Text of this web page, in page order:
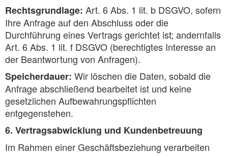
Rechtsgrundlage: Art. 6 Abs. 1 lit. b DSGVO, sofern
Ihre Anfrage auf den Abschluss oder die
Durchführung eines Vertrags gerichtet ist; andernfalls
Art. 6 Abs. 1 lit. f DSGVO (berechtigtes Interesse an
der Beantwortung von Anfragen).
Speicherdauer: Wir löschen die Daten, sobald die
Anfrage abschließend bearbeitet ist und keine
gesetzlichen Aufbewahrungspflichten
entgegenstehen.
6. Vertragsabwicklung und Kundenbetreuung
Im Rahmen einer Geschäftsbeziehung verarbeiten